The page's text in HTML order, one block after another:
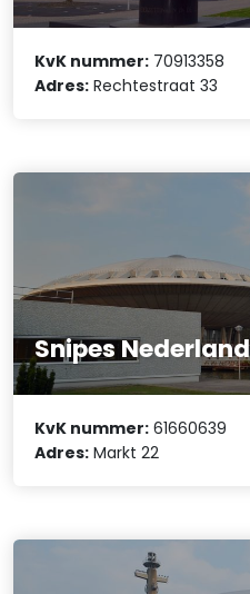
KvK nummer: 70913358
Adres: Rechtestraat 33
Snipes
KvK nummer: 61660639
Adres: Markt 22